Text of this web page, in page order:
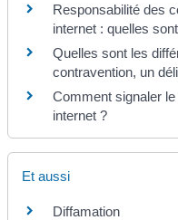
Responsabilité des
internet : quelles
Quelles sont les
contravention, un
Comment signaler
internet ?
Et aussi
Diffamation